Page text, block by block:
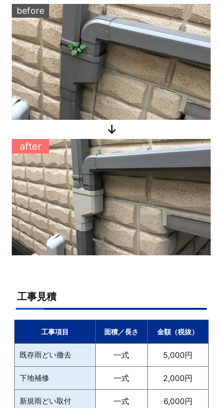
before
after
工事見積
工事項目 面積／長さ 金額（税抜）
既存雨どい撤去 一式 5,000円
下地補修 一式 2,000円
新規雨どい取付 一式 6,000円